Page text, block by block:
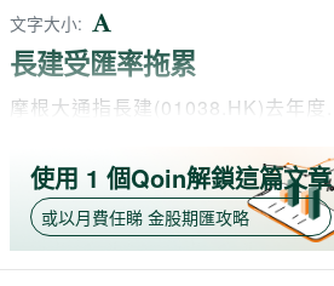
文字大小:
長建受匯率拖累
摩根大通指長建(01038.HK)去年度...
使用 1 個Qoin解鎖這篇文章
或以月費任睇 金股期匯攻略